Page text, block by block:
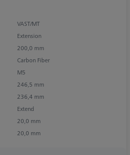
VAST/MT
Extension
200,0 mm
Carbon Fiber
M5
246,5 mm
236,4 mm
Extend
20,0 mm
20,0 mm